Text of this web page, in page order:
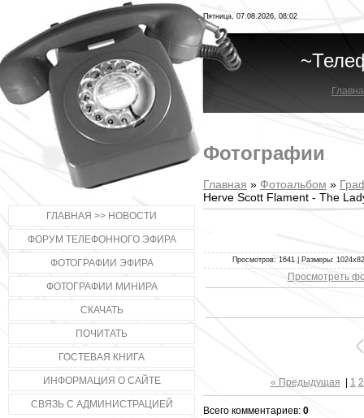
ГЛАВНАЯ >> НОВОСТИ
ФОРУМ ТЕЛЕФОННОГО ЭФИРА
ФОТОГРАФИИ ЭФИРА
ФОТОГРАФИИ МИНИРА
СКАЧАТЬ
ПОЧИТАТЬ
ГОСТЕВАЯ КНИГА
ИНФОРМАЦИЯ О САЙТЕ
СВЯЗЬ С АДМИНИСТРАЦИЕЙ
Пятница, 07.08.2026, 08:02
Фотографии
Главная » Фотоальбом »
Herve Scott Flament - The
Просмотров: 1641 | Размеры:
Просмотреть
« Предыдущая 1 2
Всего комментариев: 0